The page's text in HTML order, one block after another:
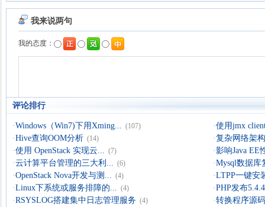
评论排行
·Windows（Win7)下用Xming... (107) ·使用jmx
·Hive查询OOM分析 (14) ·复杂网络架
·使用 OpenStack 实现云... (7) ·影响Java EE
·云计算平台管理的三大利... (6) ·Mysql数据库
·OpenStack Nova开发与测... (4) ·LTPP一键安
·Linux下系统或服务排障的... (4) ·PHP发布
·RSYSLOG搭建集中日志管理服务 (4) ·转换程序源